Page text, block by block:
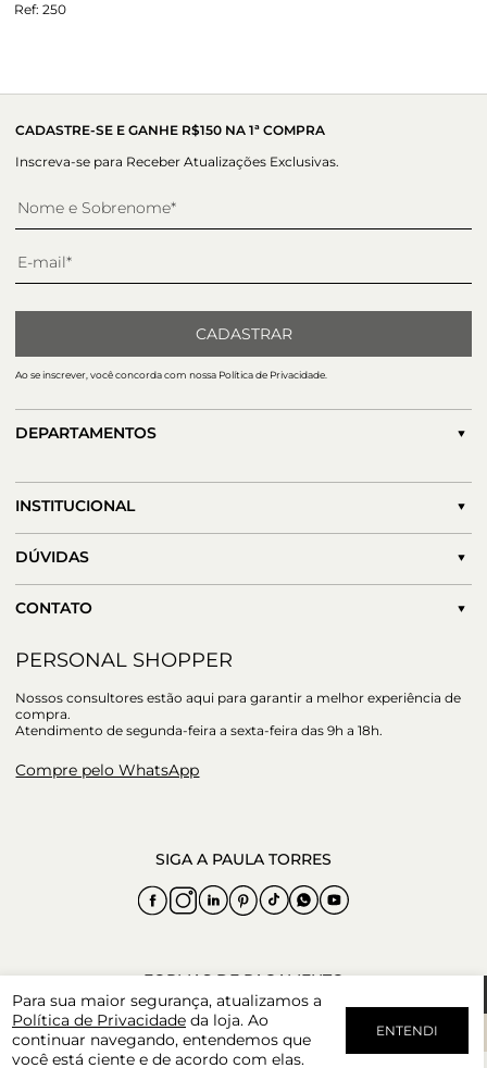
Para sua maior segurança, atualizamos a
Política de Privacidade da loja. Ao
continuar navegando, entendemos que
você está ciente e de acordo com elas.
ENTENDI
A Sandália Natalie é confeccionada em couro. O seu
250
CADASTRE-SE E GANHE R$150 NA 1ª COMPRA
Inscreva-se para Receber Atualizações Exclusivas.
CADASTRAR
Ao se inscrever, você concorda com nossa Política de Privacidade.
DEPARTAMENTOS
INSTITUCIONAL
DÚVIDAS
CONTATO
PERSONAL SHOPPER
Nossos consultores estão aqui para garantir a melhor experiência de
compra.
Atendimento de segunda-feira a sexta-feira das 9h a 18h.
Compre pelo WhatsApp